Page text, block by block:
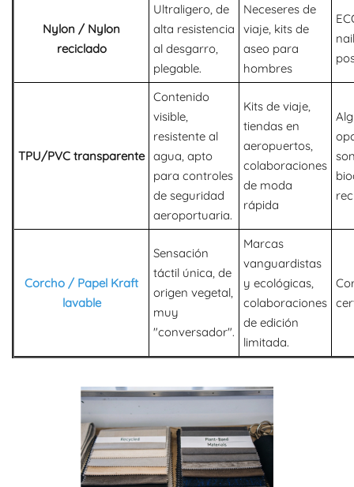
Nylon / Nylon
reciclado
Ultraligero, de
alta resistencia
al desgarro,
plegable.
Neceseres de
viaje, kits de
aseo para
hombres
TPU/PVC transparente
Contenido
visible,
resistente al
agua, apto
para controles
de seguridad
aeroportuaria.
Kits de viaje,
tiendas en
aeropuertos,
colaboraciones
de moda
rápida
Corcho / Papel Kraft
lavable
Sensación
táctil única, de
origen vegetal,
muy
"conversador".
Marcas
vanguardistas
y ecológicas,
colaboraciones
de edición
limitada.